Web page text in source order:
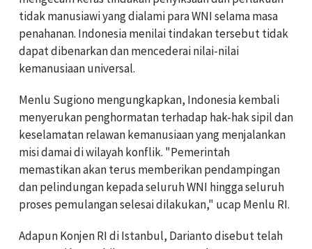
tidak manusiawi yang dialami para WNI selama masa
penahanan. Indonesia menilai tindakan tersebut tidak
dapat dibenarkan dan mencederai nilai-nilai
kemanusiaan universal.
Menlu Sugiono mengungkapkan, Indonesia kembali
menyerukan penghormatan terhadap hak-hak sipil dan
keselamatan relawan kemanusiaan yang menjalankan
misi damai di wilayah konflik. "Pemerintah
memastikan akan terus memberikan pendampingan
dan pelindungan kepada seluruh WNI hingga seluruh
proses pemulangan selesai dilakukan," ucap Menlu RI.
Adapun Konjen RI di Istanbul, Darianto disebut telah